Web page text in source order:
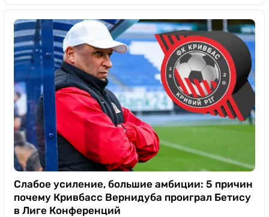
Слабое усиление, большие амбиции: 5 причин
почему Кривбасс Вернидуба проиграл Бетису
в Лиге Конференций